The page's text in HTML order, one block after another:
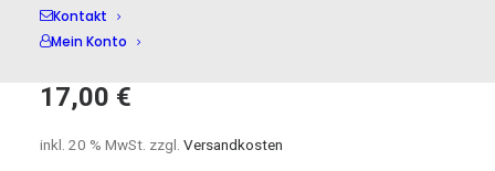
Kontakt
Mein Konto
Bach family
17,00 €
inkl. 20 % MwSt. zzgl. Versandkosten